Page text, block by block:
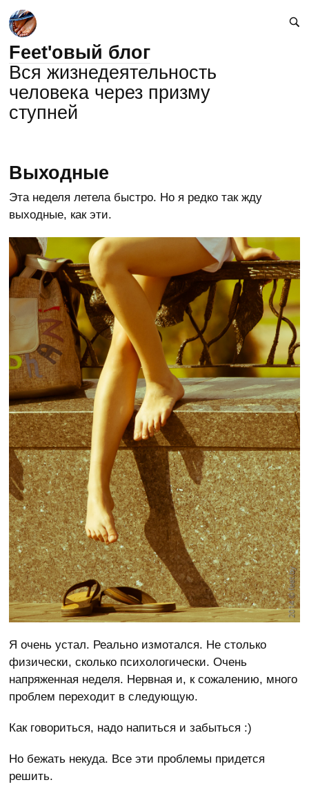
Feet'овый блог
Вся жизнедеятельность
человека через призму
ступней
Выходные
Эта неделя летела быстро. Но я редко так жду
выходные, как эти.
Я очень устал. Реально измотался. Не столько
физически, сколько психологически. Очень
напряженная неделя. Нервная и, к сожалению, много
проблем переходит в следующую.
Как говориться, надо напиться и забыться :)
Но бежать некуда. Все эти проблемы придется
решить.